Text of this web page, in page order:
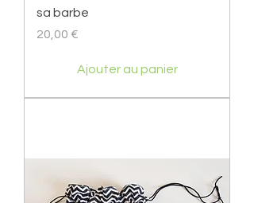
sa barbe
Prix
20,00 €
Ajouter au panier